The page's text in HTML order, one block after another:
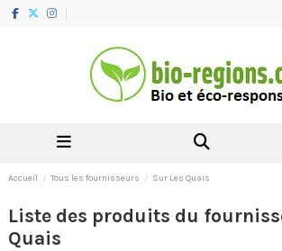
Accueil Tous les fournisseurs Sur Les Quais
Liste des produits du
Quais